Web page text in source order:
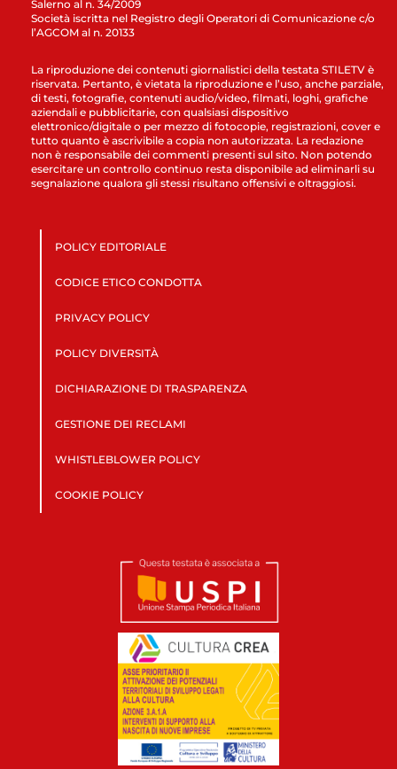
Salerno al n. 34/2009
Società iscritta nel Registro degli Operatori di Comunicazione c/o
l’AGCOM al n. 20133
La riproduzione dei contenuti giornalistici della testata STILETV è
riservata. Pertanto, è vietata la riproduzione e l’uso, anche parziale,
di testi, fotografie, contenuti audio/video, filmati, loghi, grafiche
aziendali e pubblicitarie, con qualsiasi dispositivo
elettronico/digitale o per mezzo di fotocopie, registrazioni, cover e
tutto quanto è ascrivibile a copia non autorizzata. La redazione
non è responsabile dei commenti presenti sul sito. Non potendo
esercitare un controllo continuo resta disponibile ad eliminarli su
segnalazione qualora gli stessi risultano offensivi e oltraggiosi.
POLICY EDITORIALE
CODICE ETICO CONDOTTA
PRIVACY POLICY
POLICY DIVERSITÀ
DICHIARAZIONE DI TRASPARENZA
GESTIONE DEI RECLAMI
WHISTLEBLOWER POLICY
COOKIE POLICY